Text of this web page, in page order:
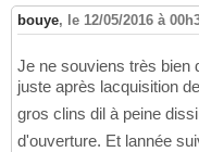
bouye, le 12/05/2016 à
Je ne souviens très bien
juste après lacquisition
gros clins dil à peine
d'ouverture. Et lannée